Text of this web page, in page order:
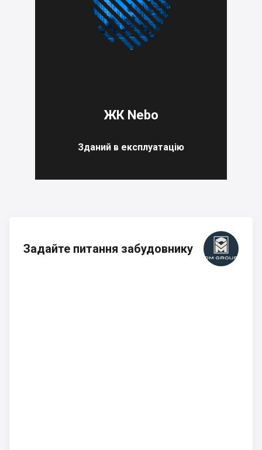
ЖК Nebo
Зданий в експлуатацію
Задайте питання забудовнику